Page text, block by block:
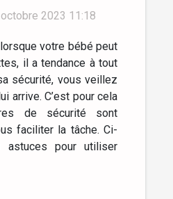
2023 11:18
votre bébé peut
il a tendance à tout
sécurité, vous veillez
arrive. C’est pour cela
de sécurité sont
faciliter la tâche. Ci-
astuces pour utiliser